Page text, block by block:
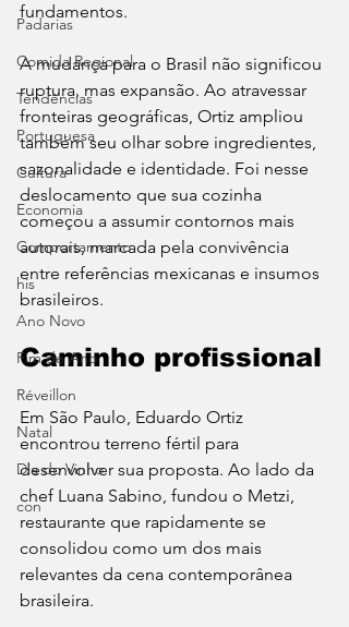
Padarias
Comida Regional
Tendências
Portuguesa
Cultura
Economia
Comportamento
his
Ano Novo
Fim de Ano
Réveillon
Natal
Dia do Vinho
con
fundamentos.
A mudança para o Brasil não significou
ruptura, mas expansão. Ao atravessar
fronteiras geográficas, Ortiz ampliou
também seu olhar sobre ingredientes,
sazonalidade e identidade. Foi nesse
deslocamento que sua cozinha
começou a assumir contornos mais
autorais, marcada pela convivência
entre referências mexicanas e insumos
brasileiros.
Caminho profissional
Em São Paulo, Eduardo Ortiz
encontrou terreno fértil para
desenvolver sua proposta. Ao lado da
chef Luana Sabino, fundou o Metzi,
restaurante que rapidamente se
consolidou como um dos mais
relevantes da cena contemporânea
brasileira.